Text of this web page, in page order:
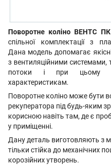
Поворотне коліно ВЕНТС
спільної комплектації з
Дана модель допомагає
з вентиляційними системами,
потоки і при цьому
характеристикам.
Поворотне коліно може бути
рекуператора під будь-яким
корисною навіть там, де є
у приміщенні.
Дану деталь виготовляють з
тільки стійка до механічних
корозійних утворень.